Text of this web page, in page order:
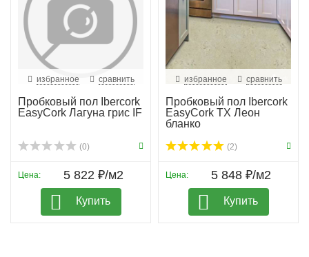
избранное сравнить
Пробковый пол Ibercork
EasyCork Лагуна грис IF
(0)
Цена: 5 822 ₽/м2
Купить
избранное сравнить
Пробковый пол Ibercork
EasyCork TX Леон
бланко
(2)
Цена: 5 848 ₽/м2
Купить